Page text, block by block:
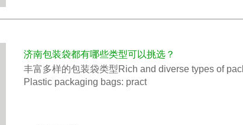
济南包装袋都有哪些类型可以挑选？
丰富多样的包装袋类型​Rich and diverse types of
Plastic packaging bags: pract